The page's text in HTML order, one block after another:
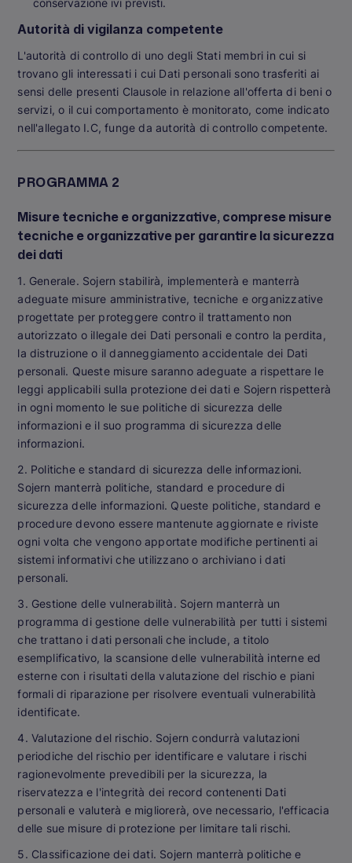
conservazione ivi previsti.
Autorità di vigilanza competente
L'autorità di controllo di uno degli Stati membri in cui si
trovano gli interessati i cui Dati personali sono trasferiti ai
sensi delle presenti Clausole in relazione all'offerta di beni o
servizi, o il cui comportamento è monitorato, come indicato
nell'allegato I.C, funge da autorità di controllo competente.
PROGRAMMA 2
Misure tecniche e organizzative, comprese misure
tecniche e organizzative per garantire la sicurezza
dei dati
1. Generale. Sojern stabilirà, implementerà e manterrà
adeguate misure amministrative, tecniche e organizzative
progettate per proteggere contro il trattamento non
autorizzato o illegale dei Dati personali e contro la perdita,
la distruzione o il danneggiamento accidentale dei Dati
personali. Queste misure saranno adeguate a rispettare le
leggi applicabili sulla protezione dei dati e Sojern rispetterà
in ogni momento le sue politiche di sicurezza delle
informazioni e il suo programma di sicurezza delle
informazioni.
2. Politiche e standard di sicurezza delle informazioni.
Sojern manterrà politiche, standard e procedure di
sicurezza delle informazioni. Queste politiche, standard e
procedure devono essere mantenute aggiornate e riviste
ogni volta che vengono apportate modifiche pertinenti ai
sistemi informativi che utilizzano o archiviano i dati
personali.
3. Gestione delle vulnerabilità. Sojern manterrà un
programma di gestione delle vulnerabilità per tutti i sistemi
che trattano i dati personali che include, a titolo
esemplificativo, la scansione delle vulnerabilità interne ed
esterne con i risultati della valutazione del rischio e piani
formali di riparazione per risolvere eventuali vulnerabilità
identificate.
4. Valutazione del rischio. Sojern condurrà valutazioni
periodiche del rischio per identificare e valutare i rischi
ragionevolmente prevedibili per la sicurezza, la
riservatezza e l'integrità dei record contenenti Dati
personali e valuterà e migliorerà, ove necessario, l'efficacia
delle sue misure di protezione per limitare tali rischi.
5. Classificazione dei dati. Sojern manterrà politiche e